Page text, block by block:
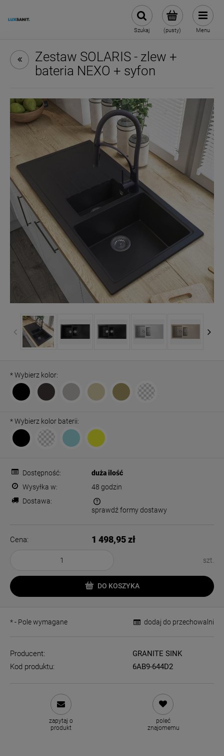
(pusty)
Szukaj Menu
Zestaw SOLARIS - zlew +
bateria NEXO + syfon
*Wybierz kolor:
*Wybierz kolor baterii:
Dostępność:
duża ilość
Wysyłka w:
48 godzin
Dostawa:
Cena nie zawiera ewentualnych kosztów płatności
sprawdź formy dostawy
Cena: 1 498,95 zł
szt.
DO KOSZYKA
dodaj do przechowalni
*- Pole wymagane
Producent:
GRANITE SINK
Kod produktu:
6AB9-644D2
zapytaj o
produkt
poleć
znajomemu